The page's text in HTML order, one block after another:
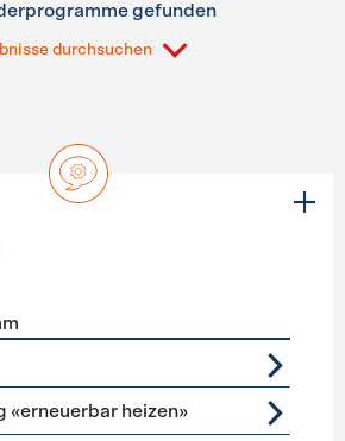
gefunden
durchsuchen
«erneuerbar heizen»